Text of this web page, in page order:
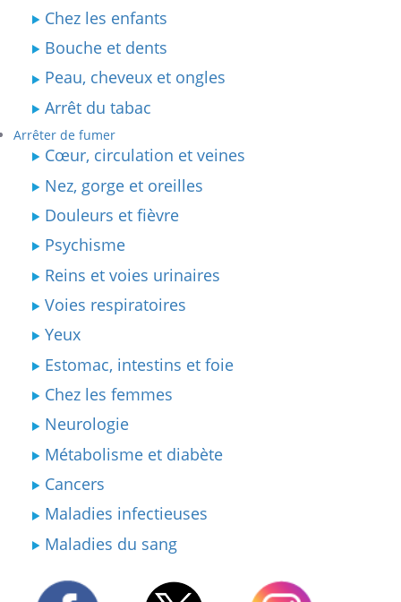
Chez les enfants
Bouche et dents
Peau, cheveux et ongles
Arrêt du tabac
Arrêter de fumer
Cœur, circulation et veines
Nez, gorge et oreilles
Douleurs et fièvre
Psychisme
Reins et voies urinaires
Voies respiratoires
Yeux
Estomac, intestins et foie
Chez les femmes
Neurologie
Métabolisme et diabète
Cancers
Maladies infectieuses
Maladies du sang